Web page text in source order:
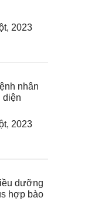
2023
nhân
diện
2023
dưỡng
hợp bào